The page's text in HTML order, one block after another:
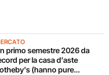
primo semestre 2026 da
per la casa d’aste
(hanno pure